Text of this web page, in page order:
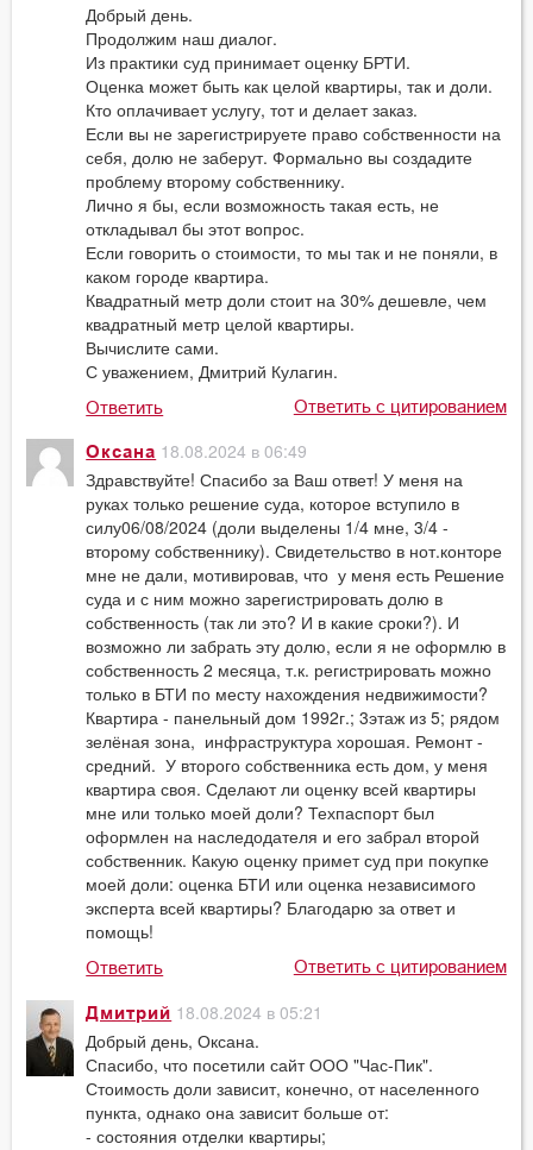
Добрый день.
Продолжим наш диалог.
Из практики суд принимает оценку БРТИ.
Оценка может быть как целой квартиры, так и доли.
Кто оплачивает услугу, тот и делает заказ.
Если вы не зарегистрируете право собственности на
себя, долю не заберут. Формально вы создадите
проблему второму собственнику.
Лично я бы, если возможность такая есть, не
откладывал бы этот вопрос.
Если говорить о стоимости, то мы так и не поняли, в
каком городе квартира.
Квадратный метр доли стоит на 30% дешевле, чем
квадратный метр целой квартиры.
Вычислите сами.
С уважением, Дмитрий Кулагин.
Ответить Ответить с цитированием
Оксана 18.08.2024 в 06:49
Здравствуйте! Спасибо за Ваш ответ! У меня на
руках только решение суда, которое вступило в
силу06/08/2024 (доли выделены 1/4 мне, 3/4 -
второму собственнику). Свидетельство в нот.конторе
мне не дали, мотивировав, что у меня есть Решение
суда и с ним можно зарегистрировать долю в
собственность (так ли это? И в какие сроки?). И
возможно ли забрать эту долю, если я не оформлю в
собственность 2 месяца, т.к. регистрировать можно
только в БТИ по месту нахождения недвижимости?
Квартира - панельный дом 1992г.; 3этаж из 5; рядом
зелёная зона, инфраструктура хорошая. Ремонт -
средний. У второго собственника есть дом, у меня
квартира своя. Сделают ли оценку всей квартиры
мне или только моей доли? Техпаспорт был
оформлен на наследодателя и его забрал второй
собственник. Какую оценку примет суд при покупке
моей доли: оценка БТИ или оценка независимого
эксперта всей квартиры? Благодарю за ответ и
помощь!
Ответить Ответить с цитированием
Дмитрий 18.08.2024 в 05:21
Добрый день, Оксана.
Спасибо, что посетили сайт ООО "Час-Пик".
Стоимость доли зависит, конечно, от населенного
пункта, однако она зависит больше от:
- состояния отделки квартиры;